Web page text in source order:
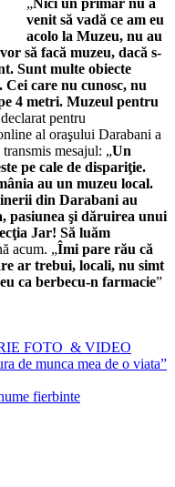
venit să vadă ce am eu
acolo la Muzeu, nu au
să facă muzeu, dacă s-
Sunt multe obiecte
care nu cunosc, nu
4 metri. Muzeul pentru
pentru
al oraşului Darabani a
mesajul: „Un
pe cale de dispariţie.
au un muzeu local.
din Darabani au
pasiunea şi dăruirea unui
Jar! Să luăm
acum. „Îmi pare rău că
ar trebui, locali, nu simt
ca berbecu-n farmacie”
FOTO & VIDEO
de munca mea de o viata”
fierbinte